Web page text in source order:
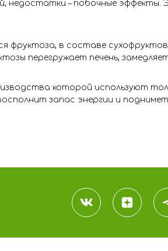
недостатки – побочные
фруктоза, в составе
перегружает печень,
которой используют
запас энергии и